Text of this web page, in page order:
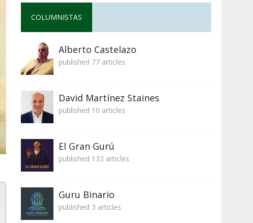
COLUMNISTAS
Alberto Castelazo
published 77 articles
David Martínez Staines
published 10 articles
El Gran Gurú
published 132 articles
Guru Binario
published 3 articles